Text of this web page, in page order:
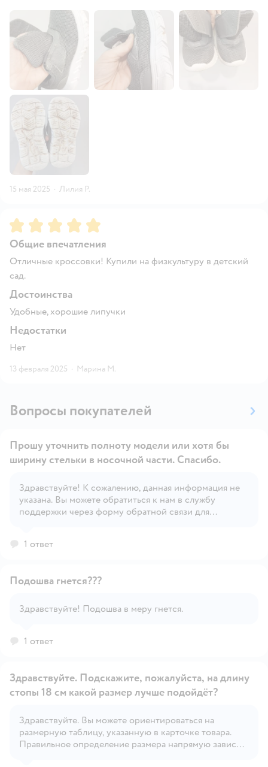
15 мая 2025 · Лилия Р.
Рейтинг:5
Общие впечатления
Отличные кроссовки! Купили на физкультуру в детский
сад.
Достоинства
Удобные, хорошие липучки
Недостатки
Нет
13 февраля 2025 · Марина М.
Вопросы покупателей
Открыть вопрос
Прошу уточнить полноту модели или хотя бы
ширину стельки в носочной части. Спасибо.
Здравствуйте! К сожалению, данная информация не
указана. Вы можете обратиться к нам в службу
поддержки через форму обратной связи для
1 ответ
Открыть вопрос
Подошва гнется???
Здравствуйте! Подошва в меру гнется.
1 ответ
Открыть вопрос
Здравствуйте. Подскажите, пожалуйста, на длину
стопы 18 см какой размер лучше подойдёт?
Здравствуйте. Вы можете ориентироваться на
размерную таблицу, указанную в карточке товара.
Правильное определение размера напрямую зависит